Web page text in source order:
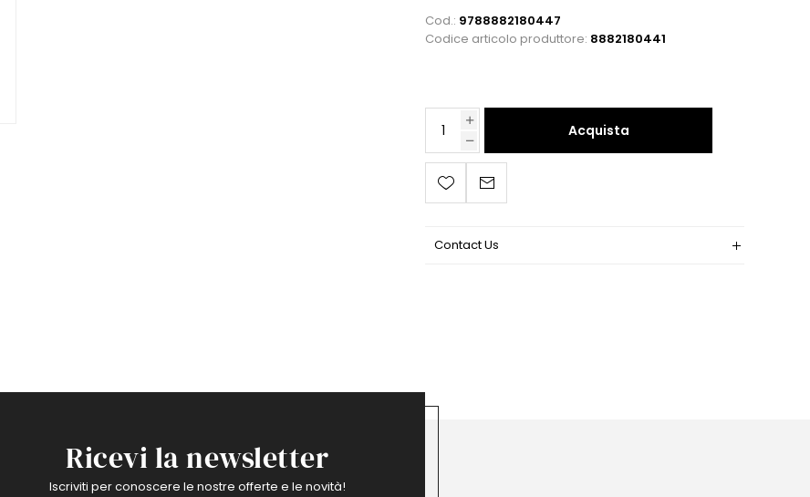
Cod.: 9788882180447
Codice articolo produttore: 8882180441
Acquista
Contact Us
Ricevi la newsletter
Iscriviti per conoscere le nostre offerte e le novità!